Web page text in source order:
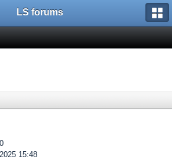
LS forums
15:48